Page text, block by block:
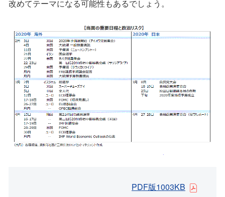
改めてテーマになる可能性もあるでしょう。
PDF版1003KB